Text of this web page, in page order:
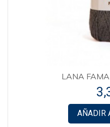
LANA
AÑADIR